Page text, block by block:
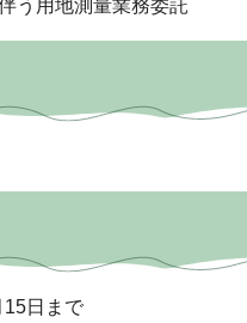
う用地測量業務委託
日まで